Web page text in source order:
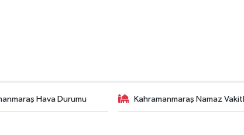
Hava Durumu Kahramanmaraş Namaz